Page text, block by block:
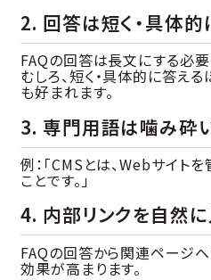
2. 回答は短く・具体的
FAQの回答は長文にする必要
むしろ、短く・具体的に答え
も好まれます。
3. 専門用語は噛み砕
例：「CMSとは、Webサイト
ことです。」
4. 内部リンクを自然
FAQの回答から関連ページへ
効果が高まります。